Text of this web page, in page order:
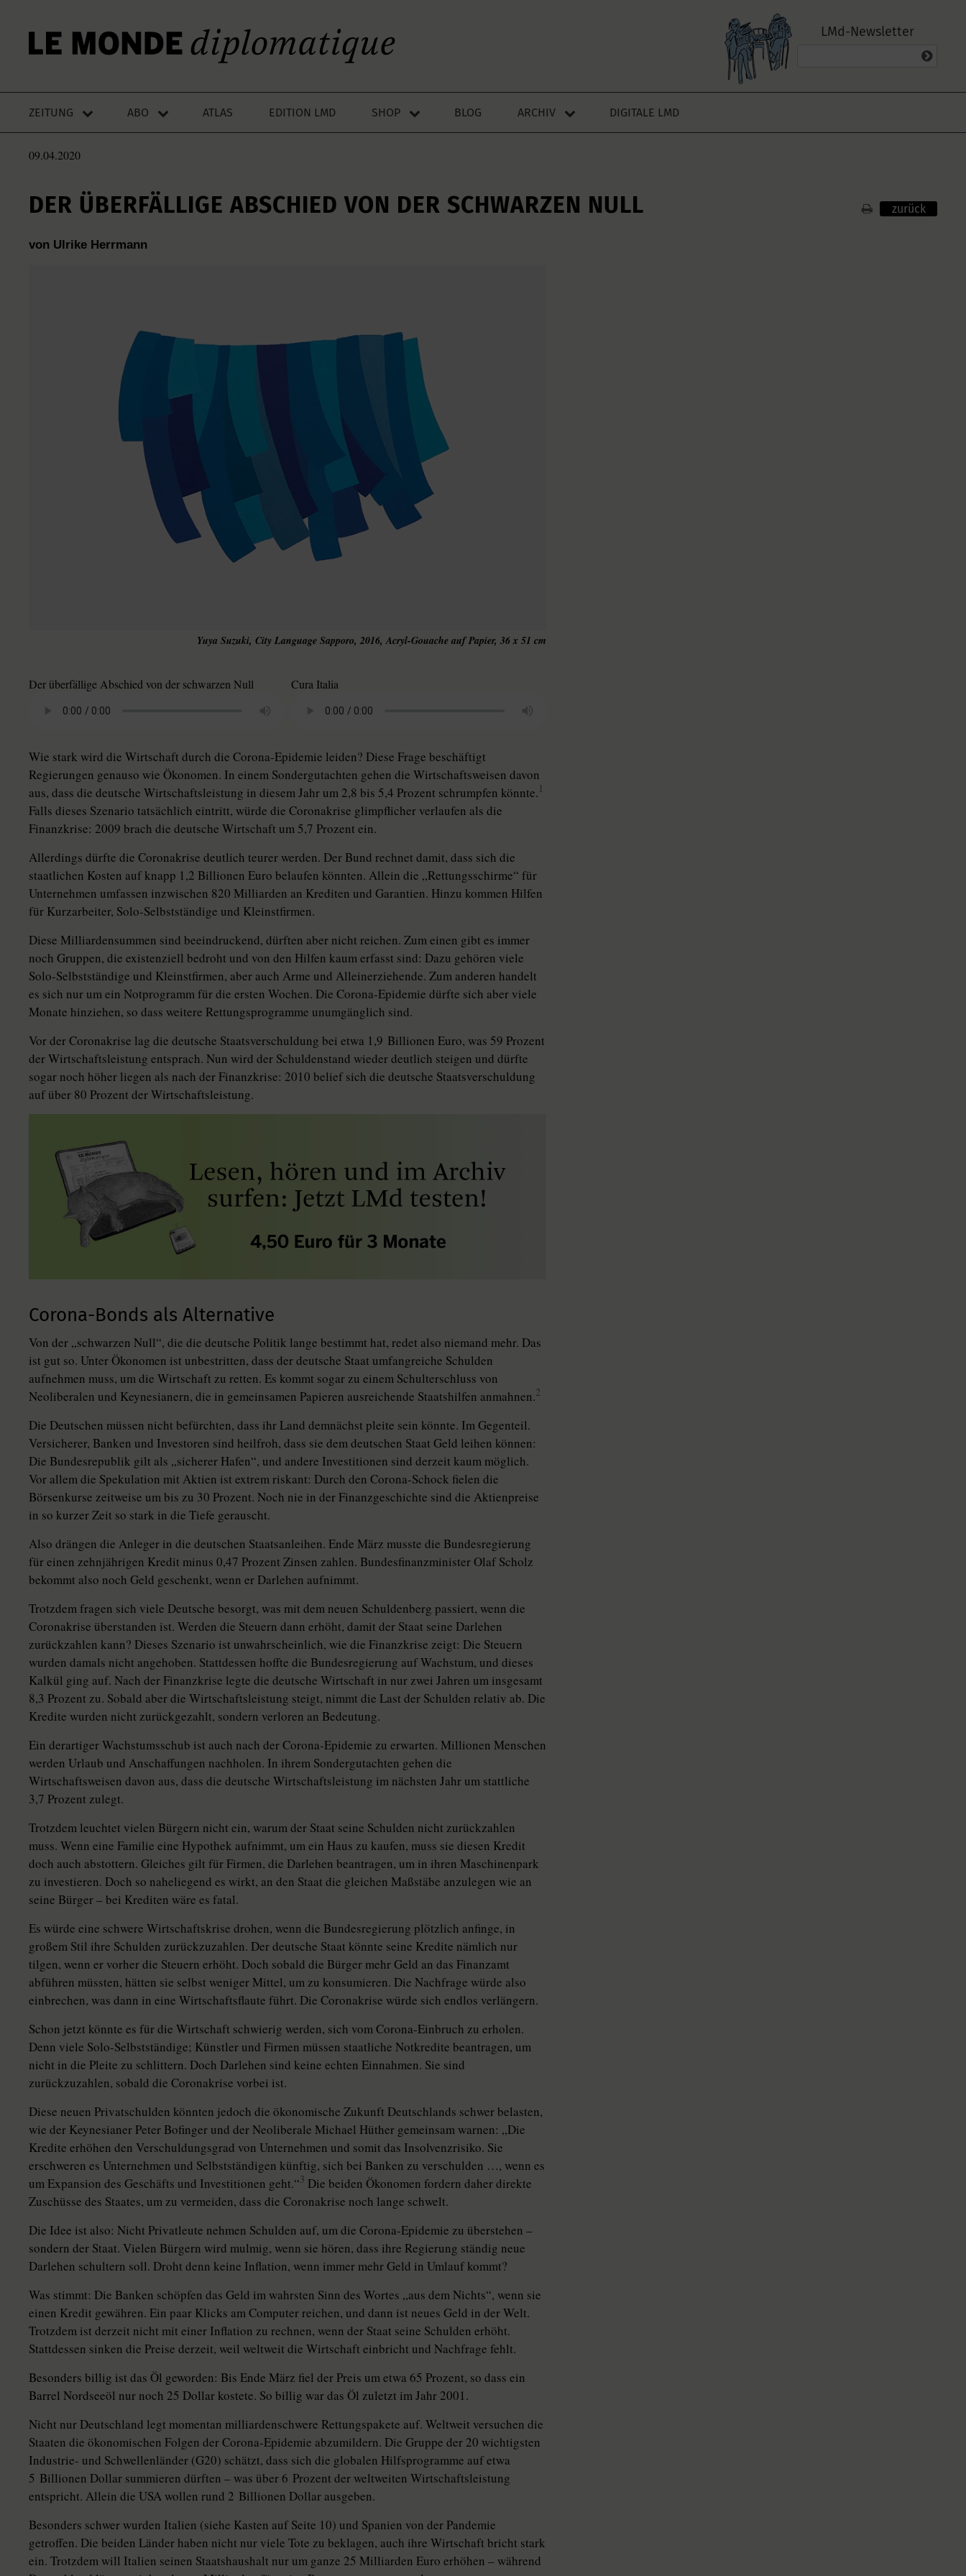
LMd-Newsletter
ZEITUNG ABO ATLAS EDITION LMD SHOP BLOG ARCHIV DIGITALE LMD
09.04.2020
DER ÜBERFÄLLIGE ABSCHIED VON DER SCHWARZEN NULL zurück
von Ulrike Herrmann
Yuya Suzuki, City Language Sapporo, 2016, Acryl-Gouache auf Papier, 36 x 51 cm
Der überfällige Abschied von der schwarzen Null Cura Italia
Wie stark wird die Wirtschaft durch die Corona-Epidemie leiden? Diese Frage beschäftigt
Regierungen genauso wie Ökonomen. In einem Sondergutachten gehen die Wirtschaftsweisen davon
aus, dass die deutsche Wirtschaftsleistung in diesem Jahr um 2,8 bis 5,4 Prozent schrumpfen könnte. 1
Falls dieses Szenario tatsächlich eintritt, würde die Coronakrise glimpflicher verlaufen als die
Finanzkrise: 2009 brach die deutsche Wirtschaft um 5,7 Prozent ein.
Allerdings dürfte die Coronakrise deutlich teurer werden. Der Bund rechnet damit, dass sich die
staatlichen Kosten auf knapp 1,2 Billionen Euro belaufen könnten. Allein die „Rettungsschirme“ für
Unternehmen umfassen inzwischen 820 Milliarden an Krediten und Garantien. Hinzu kommen Hilfen
für Kurzarbeiter, Solo-Selbstständige und Kleinstfirmen.
Diese Milliardensummen sind beeindruckend, dürften aber nicht reichen. Zum einen gibt es immer
noch Gruppen, die existenziell bedroht und von den Hilfen kaum erfasst sind: Dazu gehören viele
Solo-Selbstständige und Kleinstfirmen, aber auch Arme und Alleinerziehende. Zum anderen handelt
es sich nur um ein Notprogramm für die ersten Wochen. Die Corona-Epidemie dürfte sich aber viele
Monate hinziehen, so dass weitere Rettungsprogramme unumgänglich sind.
Vor der Coronakrise lag die deutsche Staatsverschuldung bei etwa 1,9 Billionen Euro, was 59 Prozent
der Wirtschaftsleistung entsprach. Nun wird der Schuldenstand wieder deutlich steigen und dürfte
sogar noch höher liegen als nach der Finanzkrise: 2010 belief sich die deutsche Staatsverschuldung
auf über 80 Prozent der Wirtschaftsleistung.
Corona-Bonds als Alternative
Von der „schwarzen Null“, die die deutsche Politik lange bestimmt hat, redet also niemand mehr. Das
ist gut so. Unter Ökonomen ist unbestritten, dass der deutsche Staat umfangreiche Schulden
aufnehmen muss, um die Wirtschaft zu retten. Es kommt sogar zu einem Schulterschluss von
Neoliberalen und Keynesianern, die in gemeinsamen Papieren ausreichende Staatshilfen anmahnen.2
Die Deutschen müssen nicht befürchten, dass ihr Land demnächst pleite sein könnte. Im Gegenteil.
Versicherer, Banken und Investoren sind heilfroh, dass sie dem deutschen Staat Geld leihen können:
Die Bundesrepublik gilt als „sicherer Hafen“, und andere Investitionen sind derzeit kaum möglich.
Vor allem die Spekulation mit Aktien ist extrem riskant: Durch den Corona-Schock fielen die
Börsenkurse zeitweise um bis zu 30 Prozent. Noch nie in der Finanzgeschichte sind die Aktienpreise
in so kurzer Zeit so stark in die Tiefe gerauscht.
Also drängen die Anleger in die deutschen Staatsanleihen. Ende März musste die Bundesregierung
für einen zehnjährigen Kredit minus 0,47 Prozent Zinsen zahlen. Bundesfinanzminister Olaf Scholz
bekommt also noch Geld geschenkt, wenn er Darlehen aufnimmt.
Trotzdem fragen sich viele Deutsche besorgt, was mit dem neuen Schuldenberg passiert, wenn die
Coronakrise überstanden ist. Werden die Steuern dann erhöht, damit der Staat seine Darlehen
zurückzahlen kann? Dieses Szenario ist unwahrscheinlich, wie die Finanzkrise zeigt: Die Steuern
wurden damals nicht angehoben. Stattdessen hoffte die Bundesregierung auf Wachstum, und dieses
Kalkül ging auf. Nach der Finanzkrise legte die deutsche Wirtschaft in nur zwei Jahren um insgesamt
8,3 Prozent zu. Sobald aber die Wirtschaftsleistung steigt, nimmt die Last der Schulden relativ ab. Die
Kredite wurden nicht zurückgezahlt, sondern verloren an Bedeutung.
Ein derartiger Wachstumsschub ist auch nach der Corona-Epidemie zu erwarten. Millionen Menschen
werden Urlaub und Anschaffungen nachholen. In ihrem Sondergutachten gehen die
Wirtschaftsweisen davon aus, dass die deutsche Wirtschaftsleistung im nächsten Jahr um stattliche
3,7 Prozent zulegt.
Trotzdem leuchtet vielen Bürgern nicht ein, warum der Staat seine Schulden nicht zurückzahlen
muss. Wenn eine Familie eine Hypothek aufnimmt, um ein Haus zu kaufen, muss sie diesen Kredit
doch auch abstottern. Gleiches gilt für Firmen, die Darlehen beantragen, um in ihren Maschinenpark
zu investieren. Doch so naheliegend es wirkt, an den Staat die gleichen Maßstäbe anzulegen wie an
seine Bürger – bei Krediten wäre es fatal.
Es würde eine schwere Wirtschaftskrise drohen, wenn die Bundesregierung plötzlich anfinge, in
großem Stil ihre Schulden zurückzuzahlen. Der deutsche Staat könnte seine Kredite nämlich nur
tilgen, wenn er vorher die Steuern erhöht. Doch sobald die Bürger mehr Geld an das Finanzamt
abführen müssten, hätten sie selbst weniger Mittel, um zu konsumieren. Die Nachfrage würde also
einbrechen, was dann in eine Wirtschaftsflaute führt. Die Coronakrise würde sich endlos verlängern.
Schon jetzt könnte es für die Wirtschaft schwierig werden, sich vom Corona-Einbruch zu erholen.
Denn viele Solo-Selbstständige; Künstler und Firmen müssen staatliche Notkredite beantragen, um
nicht in die Pleite zu schlittern. Doch Darlehen sind keine echten Einnahmen. Sie sind
zurückzuzahlen, sobald die Coronakrise vorbei ist.
Diese neuen Privatschulden könnten jedoch die ökonomische Zukunft Deutschlands schwer belasten,
wie der Keynesianer Peter Bofinger und der Neoliberale Michael Hüther gemeinsam warnen: „Die
Kredite erhöhen den Verschuldungsgrad von Unternehmen und somit das Insolvenzrisiko. Sie
erschweren es Unternehmen und Selbstständigen künftig, sich bei Banken zu verschulden …, wenn es
um Expansion des Geschäfts und Investitionen geht.“3 Die beiden Ökonomen fordern daher direkte
Zuschüsse des Staates, um zu vermeiden, dass die Coronakrise noch lange schwelt.
Die Idee ist also: Nicht Privatleute nehmen Schulden auf, um die Corona-Epidemie zu überstehen –
sondern der Staat. Vielen Bürgern wird mulmig, wenn sie hören, dass ihre Regierung ständig neue
Darlehen schultern soll. Droht denn keine Inflation, wenn immer mehr Geld in Umlauf kommt?
Was stimmt: Die Banken schöpfen das Geld im wahrsten Sinn des Wortes „aus dem Nichts“, wenn sie
einen Kredit gewähren. Ein paar Klicks am Computer reichen, und dann ist neues Geld in der Welt.
Trotzdem ist derzeit nicht mit einer Inflation zu rechnen, wenn der Staat seine Schulden erhöht.
Stattdessen sinken die Preise derzeit, weil weltweit die Wirtschaft einbricht und Nachfrage fehlt.
Besonders billig ist das Öl geworden: Bis Ende März fiel der Preis um etwa 65 Prozent, so dass ein
Barrel Nordseeöl nur noch 25 Dollar kostete. So billig war das Öl zuletzt im Jahr 2001.
Nicht nur Deutschland legt momentan milliardenschwere Rettungspakete auf. Weltweit versuchen die
Staaten die ökonomischen Folgen der Corona-Epidemie abzumildern. Die Gruppe der 20 wichtigsten
Industrie- und Schwellenländer (G20) schätzt, dass sich die globalen Hilfsprogramme auf etwa
5 Billionen Dollar summieren dürften – was über 6 Prozent der weltweiten Wirtschaftsleistung
entspricht. Allein die USA wollen rund 2 Billionen Dollar ausgeben.
Besonders schwer wurden Italien (siehe Kasten auf Seite 10) und Spanien von der Pandemie
getroffen. Die beiden Länder haben nicht nur viele Tote zu beklagen, auch ihre Wirtschaft bricht stark
ein. Trotzdem will Italien seinen Staatshaushalt nur um ganze 25 Milliarden Euro erhöhen – während